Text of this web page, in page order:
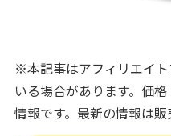
※本記事はアフィリエイ
いる場合があります。価
情報です。最新の情報は